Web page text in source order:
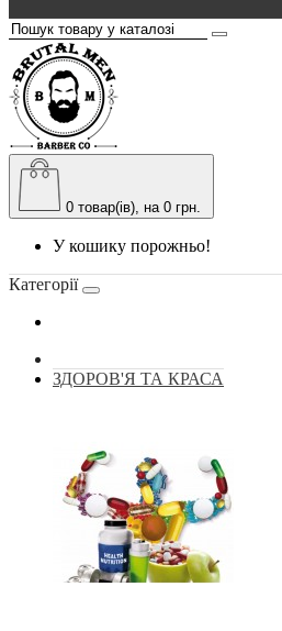
0 товар(ів), на 0 грн.
У кошику порожньо!
Категорії
ЗДОРОВ'Я ТА КРАСА